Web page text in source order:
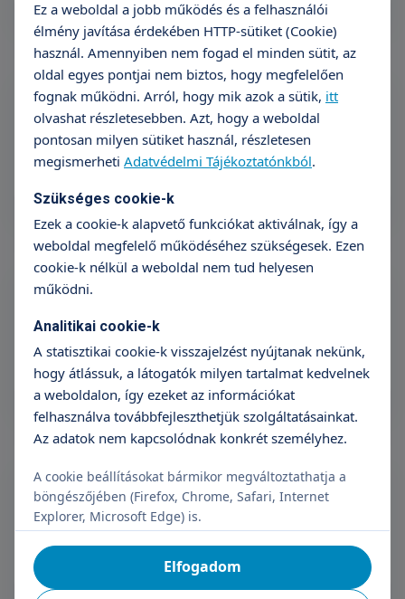
Nagypál Péter
Key Account Team Leader
Velő-Hadi Szimonetta
HR csoportvezető
Ez a weboldal a jobb működés és a felhasználói
élmény javítása érdekében HTTP-sütiket (Cookie)
használ. Amennyiben nem fogad el minden sütit, az
oldal egyes pontjai nem biztos, hogy megfelelően
fognak működni. Arról, hogy mik azok a sütik, itt
olvashat részletesebben. Azt, hogy a weboldal
pontosan milyen sütiket használ, részletesen
megismerheti Adatvédelmi Tájékoztatónkból.
Szükséges cookie-k
Ezek a cookie-k alapvető funkciókat aktiválnak, így a
weboldal megfelelő működéséhez szükségesek. Ezen
cookie-k nélkül a weboldal nem tud helyesen
működni.
Analitikai cookie-k
A statisztikai cookie-k visszajelzést nyújtanak nekünk,
hogy átlássuk, a látogatók milyen tartalmat kedvelnek
a weboldalon, így ezeket az információkat
felhasználva továbbfejleszthetjük szolgáltatásainkat.
Az adatok nem kapcsolódnak konkrét személyhez.
A cookie beállításokat bármikor megváltoztathatja a
böngészőjében (Firefox, Chrome, Safari, Internet
Explorer, Microsoft Edge) is.
Elfogadom